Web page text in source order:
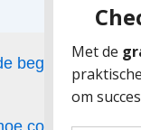
beginfase van
combineer je